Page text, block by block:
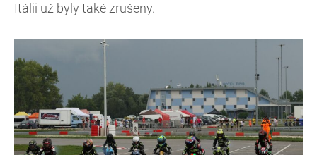
Itálii už byly také zrušeny.